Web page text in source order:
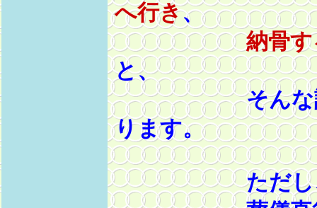
へ行き、
納骨
と、
そんな話を
ります。
ただし、現